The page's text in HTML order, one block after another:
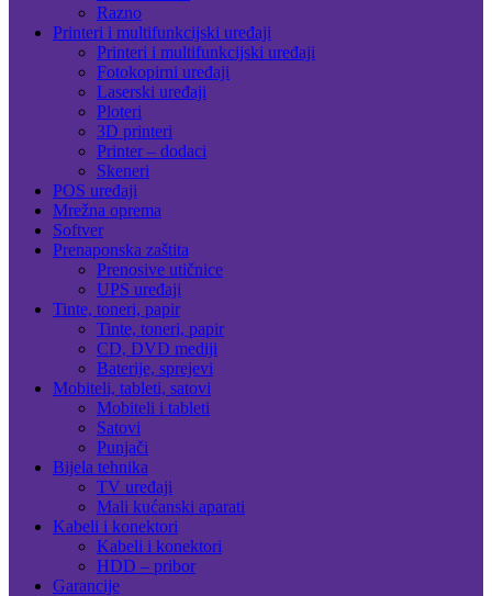
Razno
Printeri i multifunkcijski uređaji
Printeri i multifunkcijski uređaji
Fotokopirni uređaji
Laserski uređaji
Ploteri
3D printeri
Printer – dodaci
Skeneri
POS uređaji
Mrežna oprema
Softver
Prenaponska zaštita
Prenosive utičnice
UPS uređaji
Tinte, toneri, papir
Tinte, toneri, papir
CD, DVD mediji
Baterije, sprejevi
Mobiteli, tableti, satovi
Mobiteli i tableti
Satovi
Punjači
Bijela tehnika
TV uređaji
Mali kućanski aparati
Kabeli i konektori
Kabeli i konektori
HDD – pribor
Garancije